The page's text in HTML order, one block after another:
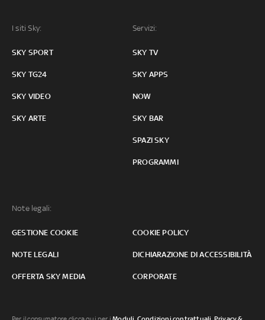
I siti Sky:
SKY SPORT
SKY TG24
SKY VIDEO
SKY ARTE
Servizi:
SKY TV
SKY APPS
NOW
SKY BAR
SPAZI SKY
PROGRAMMI
Note legali:
GESTIONE COOKIE COOKIE POLICY
NOTE LEGALI DICHIARAZIONE DI ACCESSIBILITÀ
OFFERTA SKY MEDIA CORPORATE